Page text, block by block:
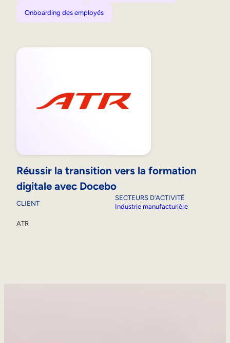
Onboarding des employés
Réussir la transition vers la formation
digitale avec Docebo
CLIENT
ATR
SECTEURS D’ACTIVITÉ
Industrie manufacturière